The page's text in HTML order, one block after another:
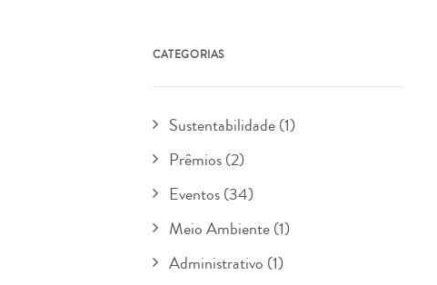
CATEGORIAS
Sustentabilidade(1)
Prêmios(2)
Eventos(34)
Meio Ambiente(1)
Administrativo (1)